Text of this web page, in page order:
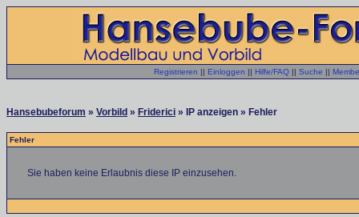
Registrieren || Einloggen || Hilfe/FAQ || Suche ||
Hansebubeforum » Vorbild » Friderici » IP anzeigen » Fehler
Fehler
Sie haben keine Erlaubnis diese IP einzusehen.